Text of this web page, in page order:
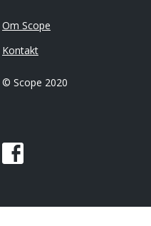
Om Scope
Kontakt
© Scope 2020